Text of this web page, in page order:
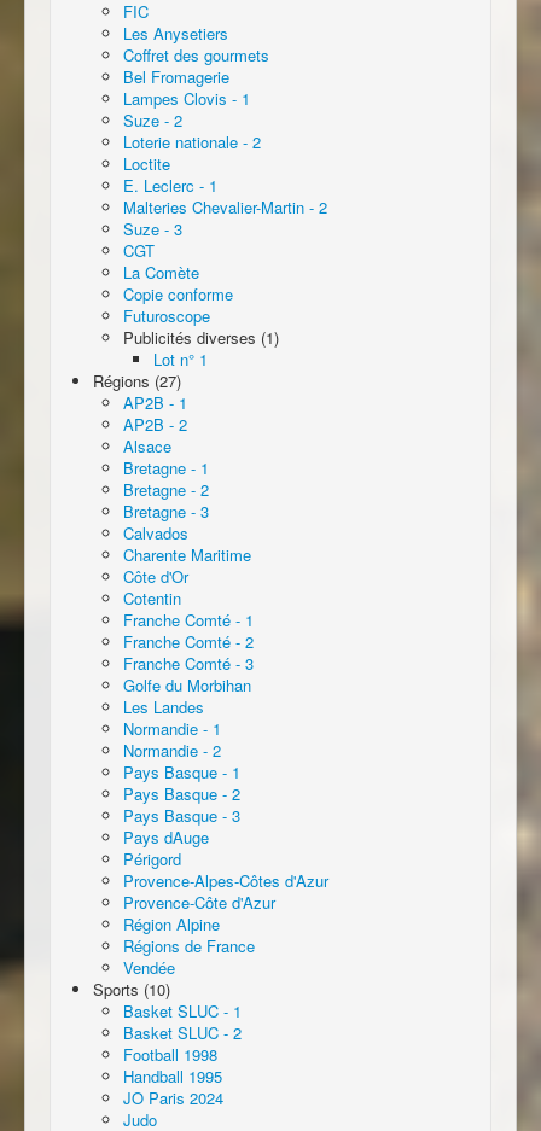
FIC
Les Anysetiers
Coffret des gourmets
Bel Fromagerie
Lampes Clovis - 1
Suze - 2
Loterie nationale - 2
Loctite
E. Leclerc - 1
Malteries Chevalier-Martin - 2
Suze - 3
CGT
La Comète
Copie conforme
Futuroscope
Publicités diverses (1)
Lot n° 1
Régions (27)
AP2B - 1
AP2B - 2
Alsace
Bretagne - 1
Bretagne - 2
Bretagne - 3
Calvados
Charente Maritime
Côte d'Or
Cotentin
Franche Comté - 1
Franche Comté - 2
Franche Comté - 3
Golfe du Morbihan
Les Landes
Normandie - 1
Normandie - 2
Pays Basque - 1
Pays Basque - 2
Pays Basque - 3
Pays dAuge
Périgord
Provence-Alpes-Côtes d'Azur
Provence-Côte d'Azur
Région Alpine
Régions de France
Vendée
Sports (10)
Basket SLUC - 1
Basket SLUC - 2
Football 1998
Handball 1995
JO Paris 2024
Judo